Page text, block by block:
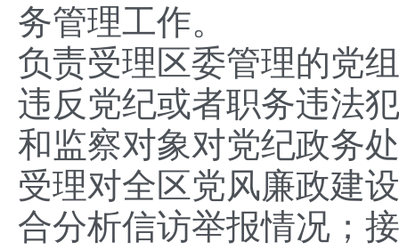
务管理工作。
负责受理区委管理的党
违反党纪或者职务违法
和监察对象对党纪政务
受理对全区党风廉政建
合分析信访举报情况；